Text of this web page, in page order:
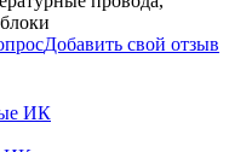
Добавить свой отзыв